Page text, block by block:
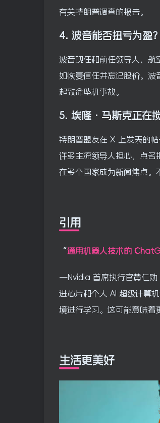
有关特朗普调查的报告。
4. 波音能否扭亏为盈？
波音现任和前任领导人、航
如恢复信任并忘记股价。波
起致命坠机事故。
5. 埃隆·马斯克正在
特朗普盟友在 X 上发表的
许多主流领导人担心，点名
在多个国家成为新闻焦点。
引用
“通用机器人技术的
—Nvidia 首席执行官黄仁勋
进芯片和个人 AI 超级计算
境进行学习。这可能意味着
生活更美好